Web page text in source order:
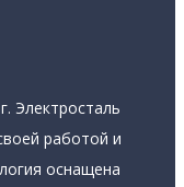
Электросталь
работой и
оснащена